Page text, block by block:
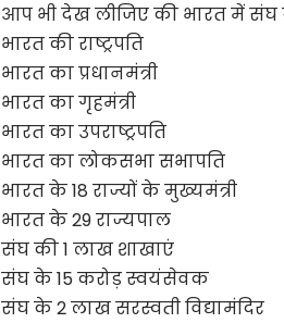
आप भी देख लीजिए की भारत में
भारत की राष्ट्रपति
भारत का प्रधानमंत्री
भारत का गृहमंत्री
भारत का उपराष्ट्रपति
भारत का लोकसभा सभापति
भारत के 18 राज्यों के मुख्यमंत्री
भारत के 29 राज्यपाल
संघ की 1 लाख शाखाएं
संघ के 15 करोड़ स्वयंसेवक
संघ के 2 लाख सरस्वती विद्यामंदिर